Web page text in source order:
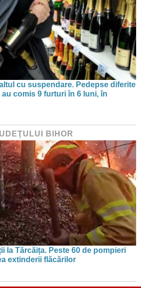
cu suspendare. Pedepse diferite
comis 9 furturi în 6 luni, în
BIHOR
la Tărcăița. Peste 60 de pompieri
extinderii flăcărilor